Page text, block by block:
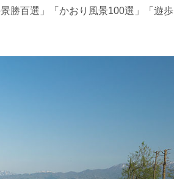
勝百選」「かおり風景100選」「遊歩